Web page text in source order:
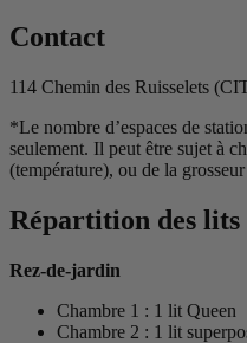
Contact
114 Chemin des Ruisselets
*Le nombre d’espaces de
seulement. Il peut être sujet à
(température), ou de la
Répartition des lits
Rez-de-jardin
Chambre 1 : 1 lit Queen
Chambre 2 : 1 lit